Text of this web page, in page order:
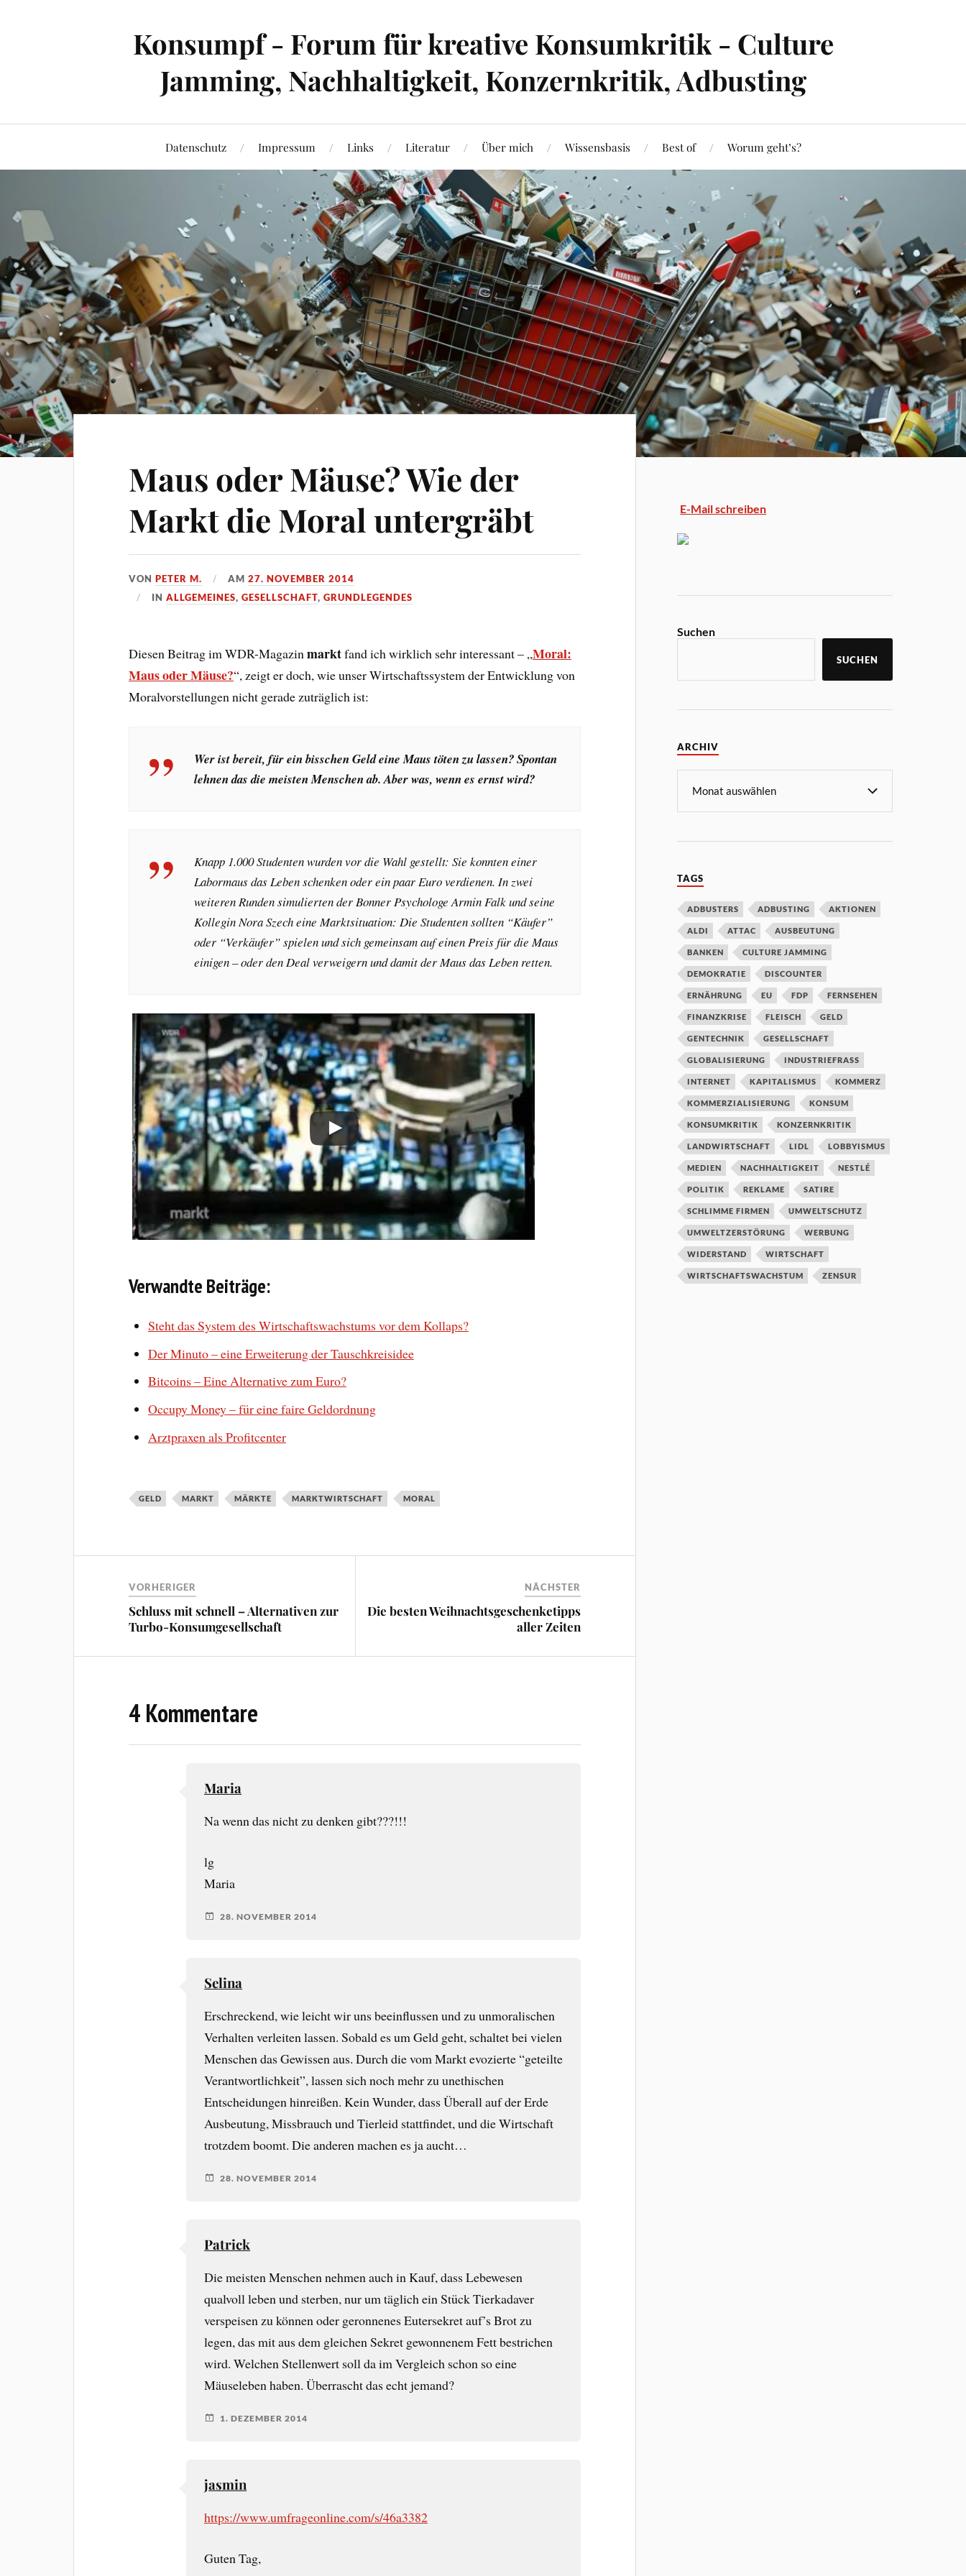
Konsumpf - Forum für kreative Konsumkritik - Culture
Jamming, Nachhaltigkeit, Konzernkritik, Adbusting
Datenschutz Impressum Links Literatur Über mich Wissensbasis Best of Worum geht’s?
Maus oder Mäuse? Wie der
Markt die Moral untergräbt
VONPETER M. AM27. NOVEMBER 2014
INALLGEMEINES,GESELLSCHAFT,GRUNDLEGENDES
Diesen Beitrag im WDR-Magazinmarktfand ich wirklich sehr interessant – „Moral:
Maus oder Mäuse?“, zeigt er doch, wie unser Wirtschaftssystem der Entwicklung von
Moralvorstellungen nicht gerade zuträglich ist:
Wer ist bereit, für ein bisschen Geld eine Maus töten zu lassen? Spontan
lehnen das die meisten Menschen ab. Aber was, wenn es ernst wird?
Knapp 1.000 Studenten wurden vor die Wahl gestellt: Sie konnten einer
Labormaus das Leben schenken oder ein paar Euro verdienen. In zwei
weiteren Runden simulierten der Bonner Psychologe Armin Falk und seine
Kollegin Nora Szech eine Marktsituation: Die Studenten sollten “Käufer”
oder “Verkäufer” spielen und sich gemeinsam auf einen Preis für die Maus
einigen – oder den Deal verweigern und damit der Maus das Leben retten.
Verwandte Beiträge:
Steht das System des Wirtschaftswachstums vor dem Kollaps?
Der Minuto – eine Erweiterung der Tauschkreisidee
Bitcoins – Eine Alternative zum Euro?
Occupy Money – für eine faire Geldordnung
Arztpraxen als Profitcenter
GELD MARKT MÄRKTE MARKTWIRTSCHAFT MORAL
VORHERIGER
Schluss mit schnell – Alternativen zur
Turbo-Konsumgesellschaft
NÄCHSTER
Die besten Weihnachtsgeschenketipps
aller Zeiten
4 Kommentare
Maria
Na wenn das nicht zu denken gibt???!!!
lg
Maria
28. NOVEMBER 2014
Selina
Erschreckend, wie leicht wir uns beeinflussen und zu unmoralischen
Verhalten verleiten lassen. Sobald es um Geld geht, schaltet bei vielen
Menschen das Gewissen aus. Durch die vom Markt evozierte “geteilte
Verantwortlichkeit”, lassen sich noch mehr zu unethischen
Entscheidungen hinreißen. Kein Wunder, dass Überall auf der Erde
Ausbeutung, Missbrauch und Tierleid stattfindet, und die Wirtschaft
trotzdem boomt. Die anderen machen es ja aucht…
28. NOVEMBER 2014
Patrick
Die meisten Menschen nehmen auch in Kauf, dass Lebewesen
qualvoll leben und sterben, nur um täglich ein Stück Tierkadaver
verspeisen zu können oder geronnenes Eutersekret auf’s Brot zu
legen, das mit aus dem gleichen Sekret gewonnenem Fett bestrichen
wird. Welchen Stellenwert soll da im Vergleich schon so eine
Mäuseleben haben. Überrascht das echt jemand?
1. DEZEMBER 2014
jasmin
https://www.umfrageonline.com/s/46a3382
Guten Tag,
E-Mail schreiben
Suchen
SUCHEN
ARCHIV
TAGS
ADBUSTERS ADBUSTING AKTIONEN
ALDI ATTAC AUSBEUTUNG
BANKEN CULTURE JAMMING
DEMOKRATIE DISCOUNTER
ERNÄHRUNG EU FDP FERNSEHEN
FINANZKRISE FLEISCH GELD
GENTECHNIK GESELLSCHAFT
GLOBALISIERUNG INDUSTRIEFRASS
INTERNET KAPITALISMUS KOMMERZ
KOMMERZIALISIERUNG KONSUM
KONSUMKRITIK KONZERNKRITIK
LANDWIRTSCHAFT LIDL LOBBYISMUS
MEDIEN NACHHALTIGKEIT NESTLÉ
POLITIK REKLAME SATIRE
SCHLIMME FIRMEN UMWELTSCHUTZ
UMWELTZERSTÖRUNG WERBUNG
WIDERSTAND WIRTSCHAFT
WIRTSCHAFTSWACHSTUM ZENSUR